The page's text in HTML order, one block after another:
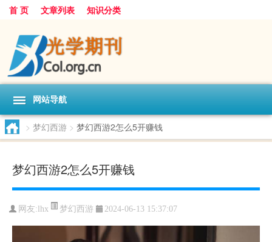
首 页 文章列表 知识分类
网站导航
> 梦幻西游 > 梦幻西游2怎么5开赚钱
梦幻西游2怎么5开赚钱
网友:lhx 梦幻西游 2024-06-13 15:37:07